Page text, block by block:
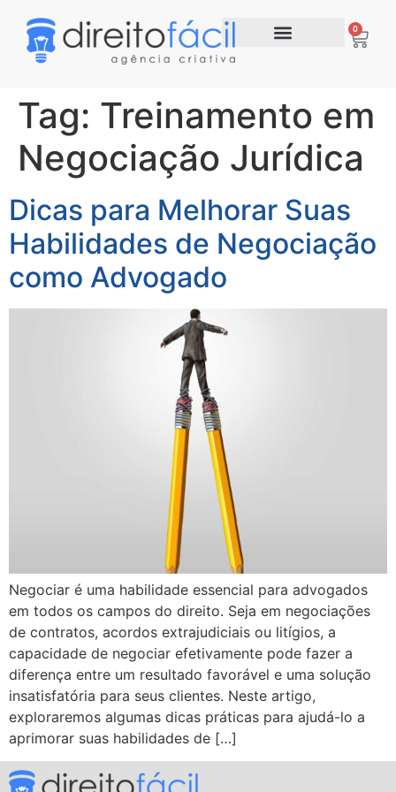
0
Tag: Treinamento em
Negociação Jurídica
Dicas para Melhorar Suas
Habilidades de Negociação
como Advogado
Negociar é uma habilidade essencial para advogados
em todos os campos do direito. Seja em negociações
de contratos, acordos extrajudiciais ou litígios, a
capacidade de negociar efetivamente pode fazer a
diferença entre um resultado favorável e uma solução
insatisfatória para seus clientes. Neste artigo,
exploraremos algumas dicas práticas para ajudá-lo a
aprimorar suas habilidades de […]